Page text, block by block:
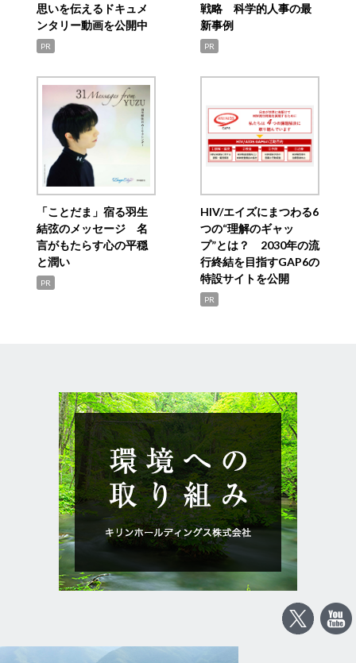
思いを伝えるドキュメ
ンタリー動画を公開中
PR
戦略 科学的人事の最
新事例
PR
「ことだま」宿る羽生
結弦のメッセージ 名
言がもたらす心の平穏
と潤い
PR
HIV/エイズにまつわる6
つの“理解のギャッ
プ”とは？ 2030年の流
行終結を目指すGAP6の
特設サイトを公開
PR